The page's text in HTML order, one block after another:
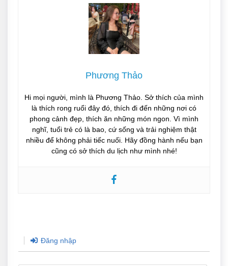
Phương Thảo
Hi mọi người, mình là Phương Thảo. Sở thích của mình
là thích rong ruổi đây đó, thích đi đến những nơi có
phong cảnh đẹp, thích ăn những món ngon. Vì mình
nghĩ, tuổi trẻ có là bao, cứ sống và trải nghiệm thật
nhiều để không phải tiếc nuối. Hãy đồng hành nếu bạn
cũng có sở thích du lịch như mình nhé!
Đăng nhập